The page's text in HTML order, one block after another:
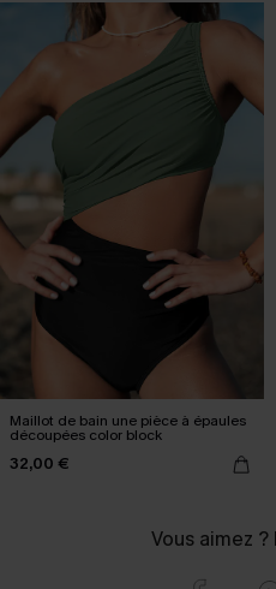
Maillot de bain une pièce à épaules
découpées color block
32,00 €
Vous aimez